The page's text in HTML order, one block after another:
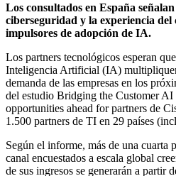
Los consultados en España
ciberseguridad y la experiencia del
impulsores de adopción de IA.
Los partners tecnológicos esperan
Inteligencia Artificial (IA)
demanda de las empresas en los
del estudio Bridging the Customer AI
opportunities ahead for partners de
1.500 partners de TI en 29 países
Según el informe, más de una cuarta
canal encuestados a escala global
de sus ingresos se generarán a partir